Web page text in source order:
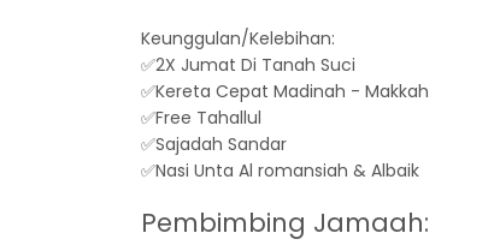
Keunggulan/Kelebihan:
✅2X Jumat Di Tanah Suci
✅Kereta Cepat Madinah - Makkah
✅Free Tahallul
✅Sajadah Sandar
✅Nasi Unta Al romansiah & Albaik
Pembimbing Jamaah: